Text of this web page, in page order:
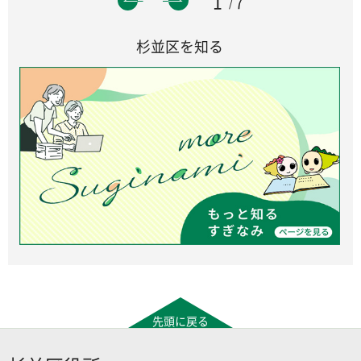
杉並区を知る
先頭に戻る